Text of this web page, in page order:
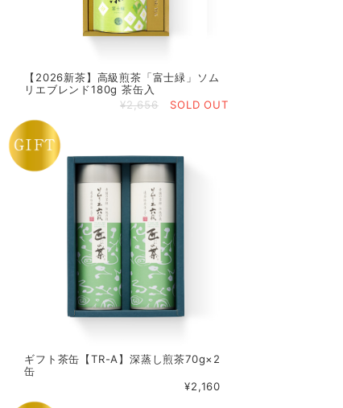
【2026新茶】高級煎茶「富士緑」ソム
リエブレンド180g 茶缶入
¥2,656
SOLD OUT
ギフト茶缶【TR-A】深蒸し煎茶70g×2
缶
¥2,160